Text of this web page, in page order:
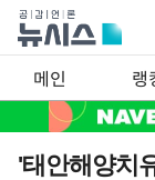
메인 랭
'태안해양치